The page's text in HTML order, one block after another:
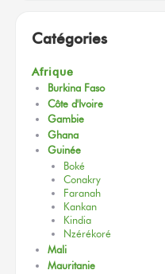
Catégories
Afrique
Burkina Faso
Côte d'Ivoire
Gambie
Ghana
Guinée
Boké
Conakry
Faranah
Kankan
Kindia
Nzérékoré
Mali
Mauritanie